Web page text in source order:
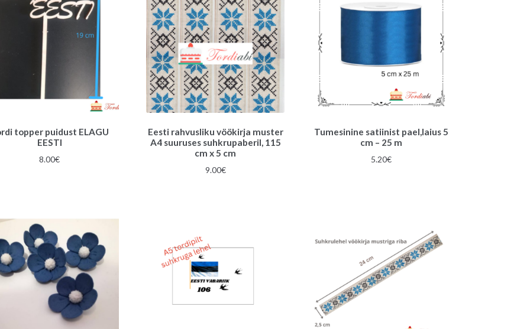
topper puidust ELAGU
EESTI
8.00€
Eesti rahvusliku vöökirja muster
A4 suuruses suhkrupaberil, 115
cm x 5 cm
9.00€
Tumesinine satiinist pael,laius 5
cm – 25 m
5.20€